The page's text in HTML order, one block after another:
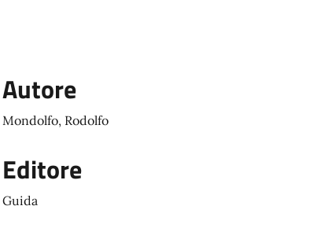
Autore
Mondolfo, Rodolfo
Editore
Guida